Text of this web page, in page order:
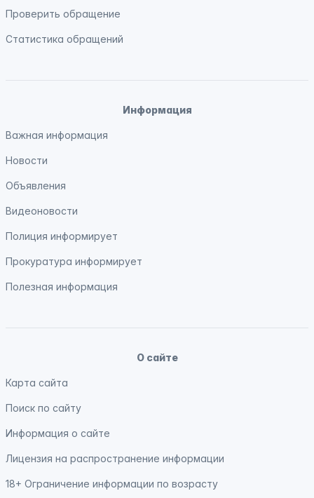
Проверить обращение
Статистика обращений
Информация
Важная информация
Новости
Объявления
Видеоновости
Полиция информирует
Прокуратура информирует
Полезная информация
О сайте
Карта сайта
Поиск по сайту
Информация о сайте
Лицензия на распространение информации
18+ Ограничение информации по возрасту